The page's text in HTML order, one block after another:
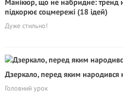
Манікюр, що не набридне: тренд
підкорює соцмережі (18 ідей)
Дуже стильно!
Дзеркало, перед яким народився
Головний урок